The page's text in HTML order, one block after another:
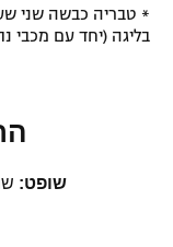
* טבריה כבשה שני
בליגה (יחד עם מכבי
שופט: